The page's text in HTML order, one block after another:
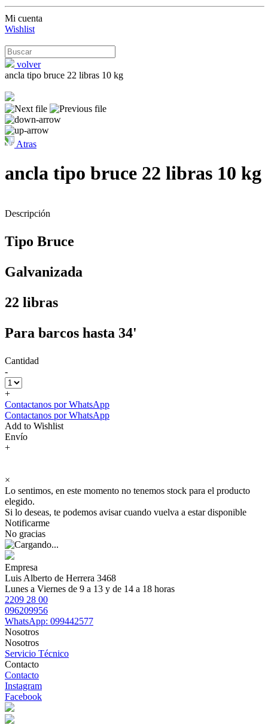
Mi cuenta
Wishlist
volver
ancla tipo bruce 22 libras 10 kg
Atras
ancla tipo bruce 22 libras 10 kg
Descripción
Tipo Bruce
Galvanizada
22 libras
Para barcos hasta 34'
Cantidad
-
+
Contactanos por WhatsApp
Contactanos por WhatsApp
Add to Wishlist
Envío
+
×
Lo sentimos, en este momento no tenemos stock para el producto
elegido.
Si lo deseas, te podemos avisar cuando vuelva a estar disponible
Notificarme
No gracias
Empresa
Luis Alberto de Herrera 3468
Lunes a Viernes de 9 a 13 y de 14 a 18 horas
2209 28 00
096209956
WhatsApp: 099442577
Nosotros
Nosotros
Servicio Técnico
Contacto
Contacto
Instagram
Facebook